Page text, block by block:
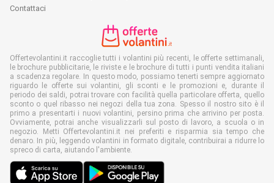
Contattaci
Offertevolantini.it raccoglie tutti i volantini più recenti, le offerte settimanali,
le brochure pubblicitarie, le riviste e le brochure di tutti i punti vendita italiani
a scadenza regolare. In questo modo, possiamo tenerti sempre aggiornato
riguardo le offerte sui volantini, gli sconti e le promozioni e, durante il
periodo dei saldi, potrai trovare con facilità quella particolare offerta, quello
sconto o quel ribasso nei negozi della tua zona. Spesso il nostro sito è il
primo a presentarti i nuovi volantini, persino prima che arrivino per posta.
Ovviamente, potrai anche visualizzarli sul posto di lavoro, a scuola o in
negozio. Metti Offertevolantini.it nei preferiti e risparmia sia tempo che
denaro. In più, leggendo volantini in formato digitale, contribuirai a ridurre lo
spreco di carta, aiutando l'ambiente.